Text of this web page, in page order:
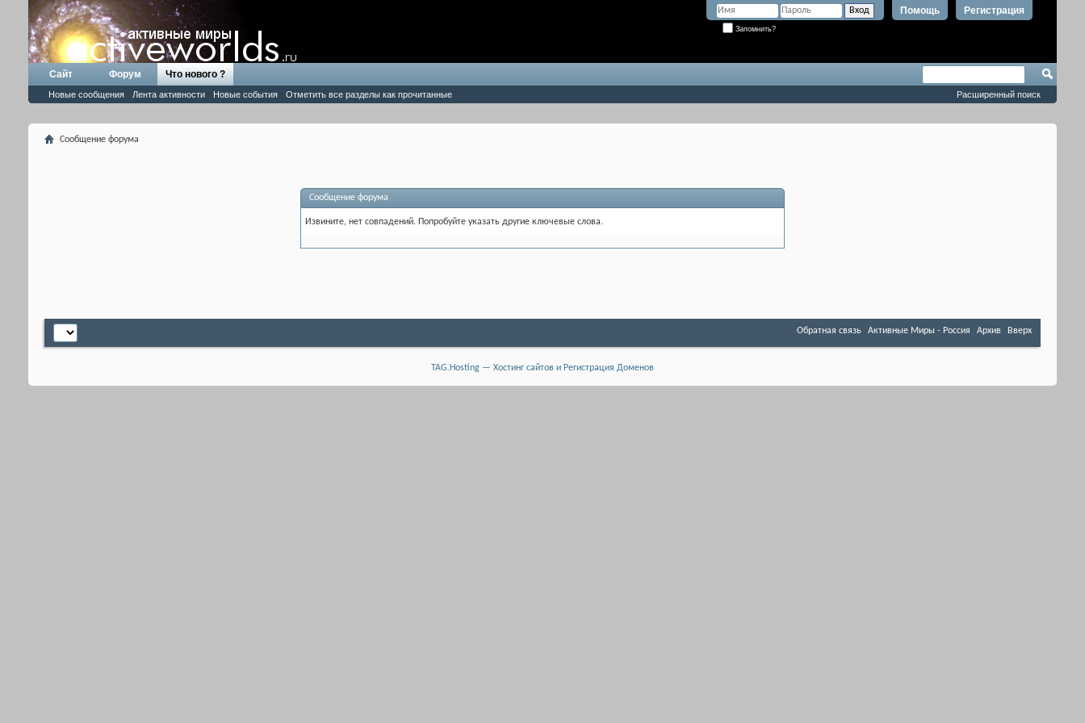
Регистрация
Помощь
Запомнить?
Сайт Форум Что нового ?
Новые сообщения Лента активности Новые события Отметить все разделы как прочитанные Расширенный поиск
Сообщение форума
Сообщение форума
Извините, нет совпадений. Попробуйте указать другие ключевые слова.
Обратная связь Активные Миры - Россия Архив Вверх
TAG.Hosting — Хостинг сайтов и Регистрация Доменов